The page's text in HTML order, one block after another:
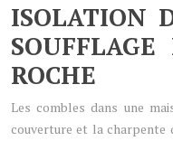
ISOLATION
ROCHE
Les combles dans une
couverture et la